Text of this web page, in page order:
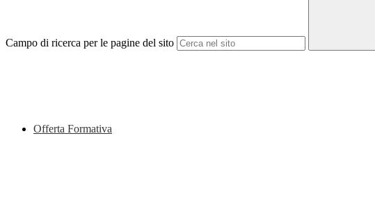
Campo di ricerca per le pagine del sito
Offerta Formativa